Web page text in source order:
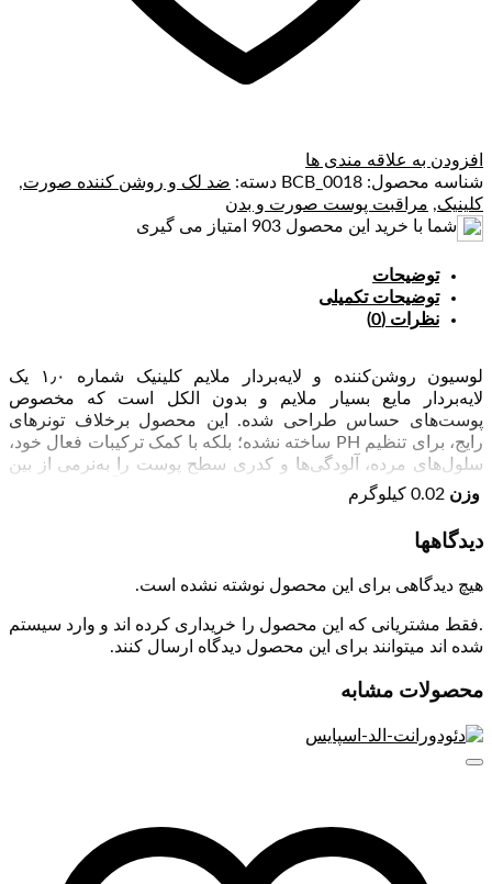
افزودن به علاقه مندی ها
شناسه محصول: BCB_0018 دسته: ضد لک و روشن کننده صورت,
کلینیک, مراقبت پوست صورت و بدن
شما با خرید این محصول 903 امتیاز می گیری
توضیحات
توضیحات تکمیلی
نظرات (0)
لوسیون روشن‌کننده و لایه‌بردار ملایم کلینیک شماره ۱٫۰ یک
لایه‌بردار مایع بسیار ملایم و بدون الکل است که مخصوص
پوست‌های حساس طراحی شده. این محصول برخلاف تونرهای
رایج، برای تنظیم PH ساخته نشده؛ بلکه با کمک ترکیبات فعال خود،
سلول‌های مرده، آلودگی‌ها و کدری سطح پوست را به‌نرمی از بین
می‌برد و باعث می‌شود پوست روشن‌تر، شفاف‌تر و آماده جذب بهتر
مرطوب‌کننده‌ها و سرم‌ها شود.
این لوسیون توسط متخصصان پوست توسعه یافته، کاملاً بدون
۳ مرحله‌ای Clinique به‌شمار می‌رود.
چرا این محصول تونر نیست؟
ویژگی‌های لایه‌بردار ملایم کلینیک
لایه‌برداری روزانه بسیار ملایم
وزن 0.02 کیلوگرم
دیدگاهها
هیچ دیدگاهی برای این محصول نوشته نشده است.
.فقط مشتریانی که این محصول را خریداری کرده اند و وارد سیستم
شده اند میتوانند برای این محصول دیدگاه ارسال کنند.
محصولات مشابه